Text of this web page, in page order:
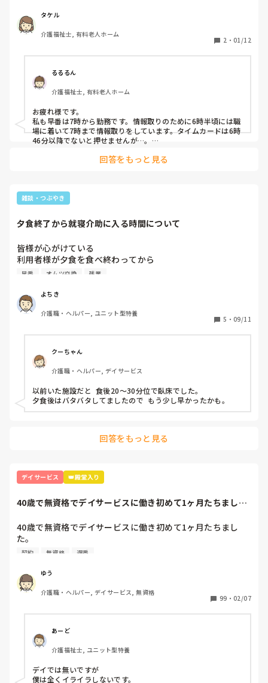
は早番等の場合、睡眠時間はどのくらい取られていますか？
タケル
介護福祉士, 有料老人ホーム
2 ・ 01/12
るるるん
介護福祉士, 有料老人ホーム
お疲れ様です。
私も早番は7時から勤務です。情報取りのために6時半頃には職
場に着いて7時まで情報取りをしています。タイムカードは6時
46分以降でないと押せませんが…。
こともあり、4時半頃に起きます。
回答をもっと見る
雑談・つぶやき
夕食終了から就寝介助に入る時間について
皆様が心がけている
利用者様が夕食を食べ終わってから
就寝介助介助に入る（ベッドに寝かせる）時間について
私は食べ終わってから30分後から就寝介助をスタートしてい
ます。
一方で10分後くらいで寝かせているスタッフや施設もあるよ
うに見えます。
スタッフが足りないために、早く寝かせないと業務が終わら
ないから、
そもそもルールがないから。
その他諸々理由があるかもしれません。
早番 オムツ交換 残業
よちき
介護職・ヘルパー, ユニット型特養
5 ・ 09/11
クーちゃん
介護職・ヘルパー, デイサービス
以前いた施設だと  食後20～30分位で臥床でした。
夕食後はバタバタしてましたので  もう少し早かったかも。
回答をもっと見る
デイサービス 👑殿堂入り
40歳で無資格でデイサービスに働き初めて1ヶ月たちまし
40歳で無資格でデイサービスに働き初めて1ヶ月たちまし
た。
応募内容は1日4時間～週3勤務でした。
たのでレクが中心になる午後から勤務が向いているかな？と
所長さんに言われ午後からの勤務に決まりました。
ですが、いざ働き始めたら私のような少ない時間での勤務さ
私は午後からなので入浴介助やお昼ご飯が終り口腔も済ませ
た頃に出勤します。
1日働いてる方に聞きたいです。
ハッキリ言ってそんな時間に来る私にみなさんはイライラし
ますか？
最初の契約で時間は決まってしまったのでしばらくはこの時
契約 無資格 遅番
ゆう
介護職・ヘルパー, デイサービス, 無資格
99 ・ 02/07
あーど
介護福祉士, ユニット型特養
デイでは無いですが
僕は全くイライラしないです。